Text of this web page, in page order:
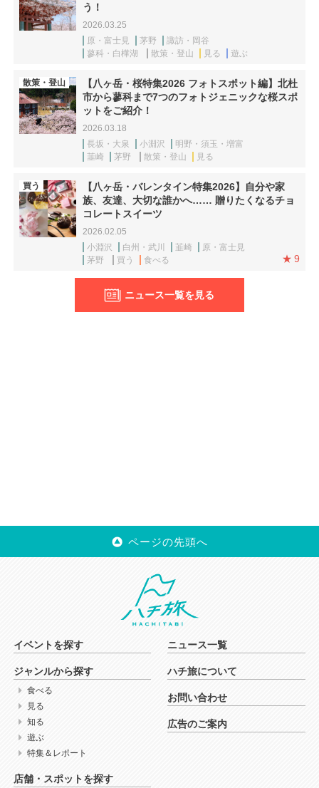
う！
2026.03.25
原・富士見
茅野
諏訪・岡谷
蓼科・白樺湖
散策・登山 見る 遊ぶ
散策・登山
【八ヶ岳・桜特集2026 フォトスポット編】北杜
市から蓼科まで7つのフォトジェニックな桜スポ
ットをご紹介！
2026.03.18
長坂・大泉
小淵沢
明野・須玉・増富
韮崎
茅野 散策・登山 見る
買う
【八ヶ岳・バレンタイン特集2026】自分や家
族、友達、大切な誰かへ…… 贈りたくなるチョ
コレートスイーツ
2026.02.05
小淵沢
白州・武川 韮崎
原・富士見
茅野
買う 食べる 9
ニュース一覧を見る
ページの先頭へ
イベントを探す
ジャンルから探す
食べる
見る
知る
遊ぶ
特集＆レポート
店舗・スポットを探す
ニュース一覧
ハチ旅について
お問い合わせ
広告のご案内